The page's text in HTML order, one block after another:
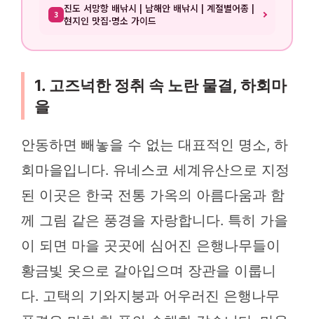
3 진도 서망항 배낚시 | 남해안 배낚시 | 계절별어종 |
현지인 맛집·명소 가이드
1. 고즈넉한 정취 속 노란 물결, 하회마
을
안동하면 빼놓을 수 없는 대표적인 명소, 하
회마을입니다. 유네스코 세계유산으로 지정
된 이곳은 한국 전통 가옥의 아름다움과 함
께 그림 같은 풍경을 자랑합니다. 특히 가을
이 되면 마을 곳곳에 심어진 은행나무들이
황금빛 옷으로 갈아입으며 장관을 이룹니
다. 고택의 기와지붕과 어우러진 은행나무